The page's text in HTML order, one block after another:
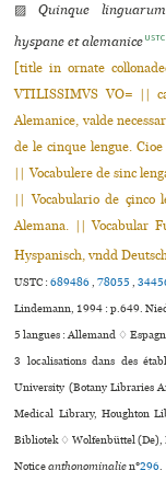
▨Quinque
hyspane et alemanice USTC
[title in ornate
VTILISSIMVS VO= ||
Alemanice, valde
de le cinque lengue.
|| Vocabulere de sinc
|| Vocabulario de çinco
Alemana. || Vocabular
Hyspanisch, vndd
USTC :689486,78055,
Lindemann, 1994 : p.649.
5 langues :Allemand ♢
3 localisations dans des
University (Botany Libraries
Medical Library, Houghton
Bibliotek ♢ Wolfenbüttel (De),
Noticeanthonominalien°296.